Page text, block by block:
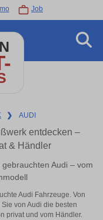
Job
❯ AUDI
entdecken –
& Händler
Audi – vom
Audi Fahrzeuge. Von
von Audi die besten
privat und vom Händler.